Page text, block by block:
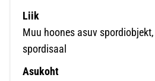
Liik
Muu hoones asuv
spordisaal
Asukoht